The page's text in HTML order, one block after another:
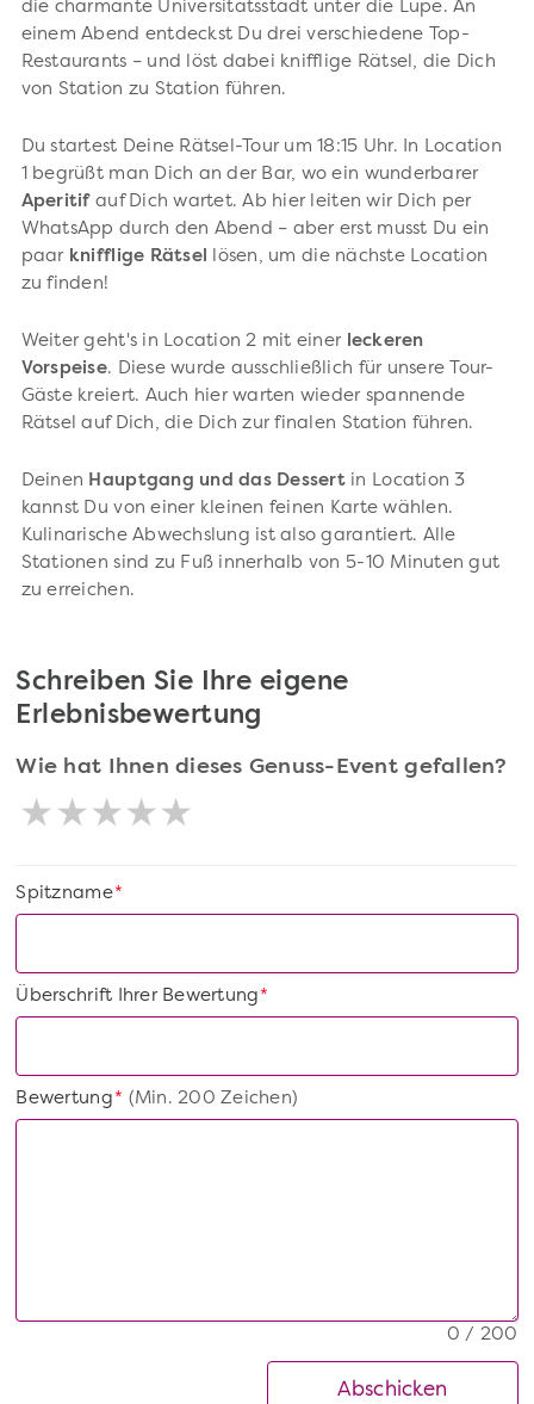
die charmante Universitätsstadt unter die Lupe. An
einem Abend entdeckst Du drei verschiedene Top-
Restaurants – und löst dabei knifflige Rätsel, die Dich
von Station zu Station führen.
Du startest Deine Rätsel-Tour um 18:15 Uhr. In Location
1 begrüßt man Dich an der Bar, wo ein wunderbarer
Aperitifauf Dich wartet. Ab hier leiten wir Dich per
WhatsApp durch den Abend – aber erst musst Du ein
paar knifflige Rätsel lösen, um die nächste Location
zu finden!
Weiter geht's in Location 2 mit einer leckeren
Vorspeise. Diese wurde ausschließlich für unsere Tour-
Gäste kreiert. Auch hier warten wieder spannende
Rätsel auf Dich, die Dich zur finalen Station führen.
Deinen Hauptgang und das Dessertin Location 3
kannst Du von einer kleinen feinen Karte wählen.
Kulinarische Abwechslung ist also garantiert. Alle
Stationen sind zu Fuß innerhalb von 5-10 Minuten gut
zu erreichen.
Schreiben Sie Ihre eigene
Erlebnisbewertung
Wie hat Ihnen dieses Genuss-Event gefallen?
*
Spitzname
*
Überschrift Ihrer Bewertung
*
Bewertung(Min. 200 Zeichen)
0 / 200
Abschicken